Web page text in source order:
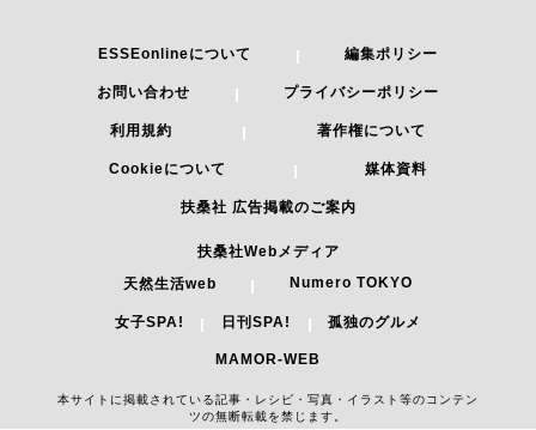
ESSEonlineについて 編集ポリシー
お問い合わせ プライバシーポリシー
利用規約 著作権について
Cookieについて 媒体資料
扶桑社 広告掲載のご案内
扶桑社Webメディア
天然生活web
Numero TOKYO
女子SPA! 日刊SPA! 孤独のグルメ
MAMOR-WEB
本サイトに掲載されている記事・レシピ・写真・イラスト等のコンテン
ツの無断転載を禁じます。